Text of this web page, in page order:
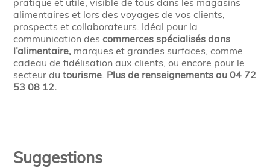
pratique et utile, visible de tous dans les magasins
alimentaires et lors des voyages de vos clients,
prospects et collaborateurs. Idéal pour la
communication descommerces spécialisés dans
l’alimentaire, marques et grandes surfaces, comme
cadeau de fidélisation aux clients, ou encore pour le
secteur dutourisme. Plus de renseignements au 04 72
53 08 12.
Suggestions